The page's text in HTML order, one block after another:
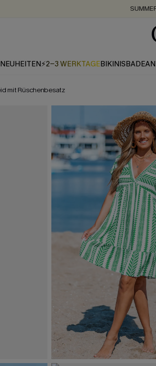
ZUM
NEUHEITEN⚡2-3 WERKTAGEBIKINIS
mit Rüschenbesatz